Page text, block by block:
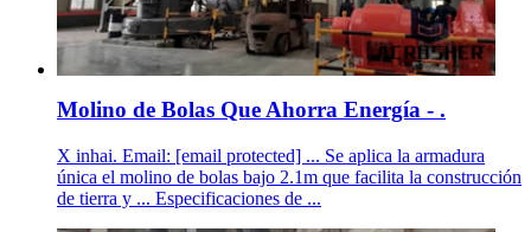
Molino de Bolas Que Ahorra Energía - .
X inhai. Email: [email protected] ... Se aplica la armadura
única el molino de bolas bajo 2.1m que facilita la construcción
de tierra y ... Especificaciones de ...